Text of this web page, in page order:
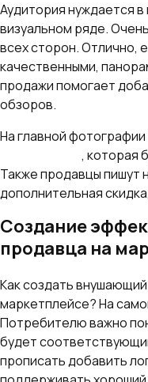
Аудитория нуждается
визуальном ряде.
всех сторон. Отлично,
качественными,
продажи помогает
обзоров.
На главной
, которая
Также продавцы пишут
дополнительная
Создание
продавца на
Как создать
маркетплейсе? На
Потребителю важно
будет
прописать добавить